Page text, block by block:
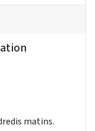
matins.